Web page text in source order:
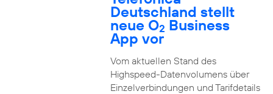
Deutschland stellt
neue O2 Business
App vor
Vom aktuellen Stand des
Highspeed-Datenvolumens über
Einzelverbindungen und Tarifdetails